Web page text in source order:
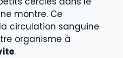
montre. Ce
circulation sanguine
organisme à
.